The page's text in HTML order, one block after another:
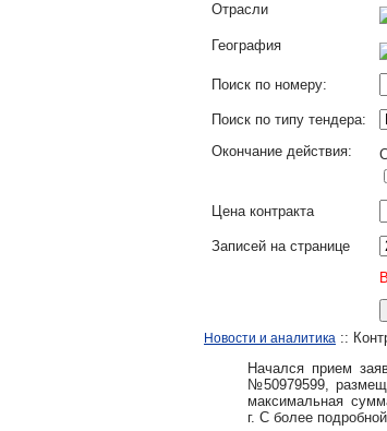
Отрасли
География
Поиск по номеру:
Поиск по типу тендера:
Окончание действия:
Цена контракта
Записей на странице
Новости и аналитика ::
Начался прием
№50979599,
максимальная
г. С более